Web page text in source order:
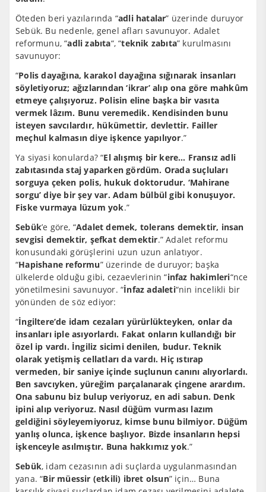
Öteden beri yazılarında “adli hatalar” üzerinde duruyor
Sebük. Bu nedenle, genel afları savunuyor. Adalet
reformunu, “adli zabıta“, “teknik zabıta” kurulmasını
savunuyor:
“Polis dayağına, karakol dayağına sığınarak insanları
söyletiyoruz; ağızlarından ‘ikrar’ alıp ona göre mahkûm
etmeye çalışıyoruz. Polisin eline başka bir vasıta
vermek lâzım. Bunu veremedik. Kendisinden bunu
isteyen savcılardır, hükümettir, devlettir. Failler
meçhul kalmasın diye işkence yapılıyor.”
Ya siyasi konularda? “El alışmış bir kere… Fransız adli
zabıtasında staj yaparken gördüm. Orada suçluları
sorguya çeken polis, hukuk doktorudur. ‘Mahirane
sorgu’ diye bir şey var. Adam bülbül gibi konuşuyor.
Fiske vurmaya lüzum yok.”
Sebük’e göre, “Adalet demek, tolerans demektir, insan
sevgisi demektir, şefkat demektir.” Adalet reformu
konusundaki görüşlerini uzun uzun anlatıyor.
“Hapishane reformu” üzerinde de duruyor; başka
ülkelerde olduğu gibi, cezaevlerinin “infaz hakimleri“nce
yönetilmesini savunuyor. “İnfaz adaleti“nin incelikli bir
yönünden de söz ediyor:
“İngiltere’de idam cezaları yürürlükteyken, onlar da
insanları iple asıyorlardı. Fakat onların kullandığı bir
özel ip vardı. İngiliz sicimi denilen, budur. Teknik
olarak yetişmiş cellatları da vardı. Hiç ıstırap
vermeden, bir saniye içinde suçlunun canını alıyorlardı.
Ben savcıyken, yüreğim parçalanarak çingene arardım.
Ona sabunu biz bulup veriyoruz, en adi sabun. Denk
ipini alıp veriyoruz. Nasıl düğüm vurması lazım
geldiğini söyleyemiyoruz, kimse bunu bilmiyor. Düğüm
yanlış olunca, işkence başlıyor. Bizde insanların hepsi
işkenceyle asılmıştır. Buna hakkımız yok.”
Sebük, idam cezasının adi suçlarda uygulanmasından
yana. “Bir müessir (etkili) ibret olsun” için… Buna